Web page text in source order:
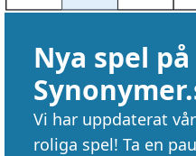
Nya spel på
Vi har uppdaterat
roliga spel! Ta en